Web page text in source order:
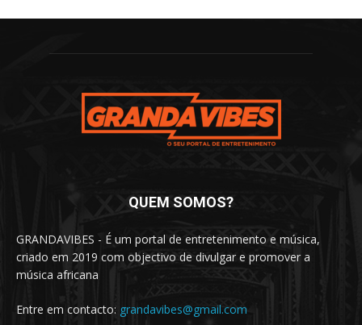
QUEM SOMOS?
GRANDAVIBES - É um portal de entretenimento e música,
criado em 2019 com objectivo de divulgar e promover a
música africana
Entre em contacto: grandavibes@gmail.com